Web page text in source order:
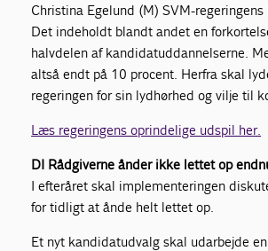
Christina Egelund (M) SVM-regeringens
Det indeholdt blandt andet en
halvdelen af kandidatuddannelserne.
altså endt på 10 procent. Herfra skal
regeringen for sin lydhørhed og vilje til
Læs regeringens oprindelige udspil her.
DI Rådgiverne ånder ikke lettet op
I efteråret skal implementeringen
for tidligt at ånde helt lettet op.
Et nyt kandidatudvalg skal udarbejde